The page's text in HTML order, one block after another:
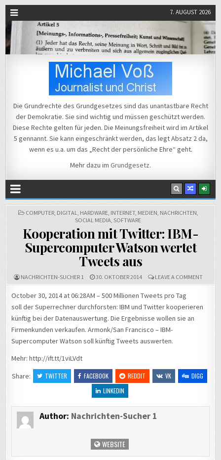
7. AUGUST 2026
Michael Voß
Die Grundrechte des Grundgesetzes sind das unantastbare Recht
der Demokratie. Sie sind wichtig und müssen geschützt werden.
Diese Rechte gelten für jeden. Die Meinungsfreiheit wird im Artikel
5 gennannt. Sie kann eingeschränkt werden, das legt Absatz 2 da,
wenn es u.a. um das „Recht der persönliche Ehre“ geht.
Mehr dazu im Grundgesetz.
POSTED
COMPUTER, DIGITAL, HARDWARE, INTERNET, MEDIEN, NACHRICHTEN,
SOCIAL MEDIA, SOFTWARE
Kooperation mit Twitter: IBM-
Supercomputer Watson wertet
Tweets aus
NACHRICHTEN-SUCHER 1 30. OKTOBER 2014 LEAVE A COMMENTON
IBM-
October 30, 2014 at 06:28AM – 500 Millionen Tweets pro Tag
soll der Superrechner durchforsten: IBM und Twitter kooperieren
künftig bei der Datenauswertung. Die Ergebnisse wollen sie an
Firmenkunden verkaufen. Armonk/San Francisco – IBM-
Supercomputer Watson soll künftig Tweets auswerten.
Mehr: http://ift.tt/1viLVdt
Share:
TWITTER FACEBOOK REDDIT VK
DIGG
LINKEDIN
Author: Nachrichten-Sucher 1
WEBSITE